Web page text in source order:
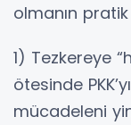
olmanın pratik
1) Tezkereye
ötesinde
mücadeleni